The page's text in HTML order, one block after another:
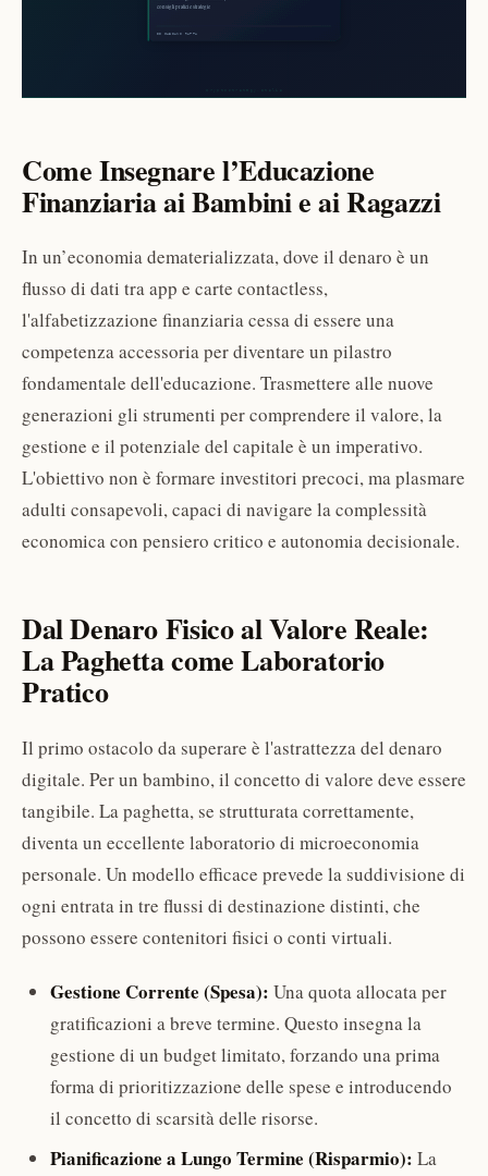
Come Insegnare l’Educazione
Finanziaria ai Bambini e ai Ragazzi
In un’economia dematerializzata, dove il denaro è un
flusso di dati tra app e carte contactless,
l'alfabetizzazione finanziaria cessa di essere una
competenza accessoria per diventare un pilastro
fondamentale dell'educazione. Trasmettere alle nuove
generazioni gli strumenti per comprendere il valore, la
gestione e il potenziale del capitale è un imperativo.
L'obiettivo non è formare investitori precoci, ma plasmare
adulti consapevoli, capaci di navigare la complessità
economica con pensiero critico e autonomia decisionale.
Dal Denaro Fisico al Valore Reale:
La Paghetta come Laboratorio
Pratico
Il primo ostacolo da superare è l'astrattezza del denaro
digitale. Per un bambino, il concetto di valore deve essere
tangibile. La paghetta, se strutturata correttamente,
diventa un eccellente laboratorio di microeconomia
personale. Un modello efficace prevede la suddivisione di
ogni entrata in tre flussi di destinazione distinti, che
possono essere contenitori fisici o conti virtuali.
Gestione Corrente (Spesa): Una quota allocata per
gratificazioni a breve termine. Questo insegna la
gestione di un budget limitato, forzando una prima
forma di prioritizzazione delle spese e introducendo
il concetto di scarsità delle risorse.
Pianificazione a Lungo Termine (Risparmio): La